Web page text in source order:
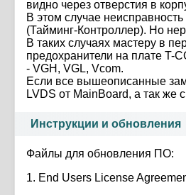
видно через отверстия в
В этом случае
(Тайминг-Контроллер). Но
В таких случаях мастеру в
предохранители на плате T-
- VGH, VGL, Vcom.
Если все вышеописанные
LVDS от MainBoard, а так
Инструкции и обновления
Файлы для обновления ПО:
1. End Users License